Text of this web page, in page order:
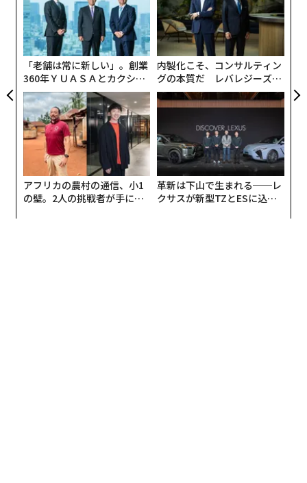
顧客が求めているのは、安心感であることが多
い
多くの顧客が連絡してくるのは、何かが不確かだと感じ
たときだ。誰かが状況を把握し、責任を持っていること
の確認を求めている。素早い確認応答は、解決策そのも
のと同じくらい重要な場合が多い。担当が明確になった
時点で、そのやり取りはすでに前向きなものになる。
この気づきによって私たちは、24時間365日のサービス
を「即時の問題解決」というより、「いつでも適切な対
応を保証すること」として捉え直すようになった。この
「老舗は常に新しい」。創業
360年ＹＵＡＳＡとカクシン
CEO田尻望が語る、AIを超え
る人の価値
内製化こそ、コンサルティン
グの本質だ レバレジーズが
実践する、次世代ファームの
全貌
アフリカの農村の通信、小1
の壁。2人の挑戦者が手にし
革新は下山で生まれる──レ
クサスが新型TZとESに込め